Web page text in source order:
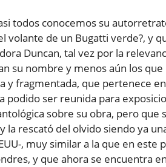
todos conocemos su
volante de un Bugatti verde?, y
Duncan, tal vez por la
su nombre y menos aún los
y fragmentada, que pertenece
podido ser reunida para
sobre su obra, pero que
la rescató del olvido siendo ya
, muy similar a la que en este
y que ahora se encuentra